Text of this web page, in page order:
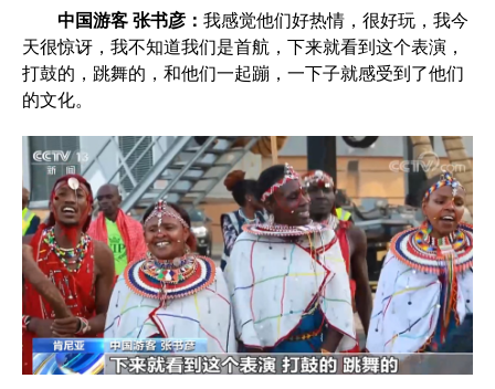
中国游客 张书彦： 我感觉他们好热情，很好玩，我今
天很惊讶，我不知道我们是首航，下来就看到这个表演，
打鼓的，跳舞的，和他们一起蹦，一下子就感受到了他们
的文化。